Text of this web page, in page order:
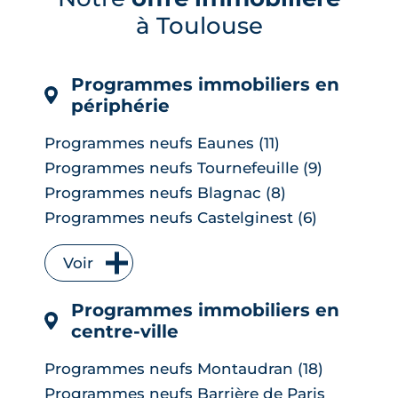
les banques ayant anticipé la décision,
à Toulouse
Programmes immobiliers en
périphérie
Programmes neufs Eaunes (11)
Programmes neufs Tournefeuille (9)
Programmes neufs Blagnac (8)
Programmes neufs Castelginest (6)
Programmes neufs L'Union (6)
Programmes neufs Quint-Fonsegrives
(6)
Programmes neufs Bruguières (5)
Programmes neufs Saint-Orens-de-
Programmes neufs Auzeville-Tolosane
Voir
Programmes immobiliers en
centre-ville
Programmes neufs Montaudran (18)
Programmes neufs Barrière de Paris